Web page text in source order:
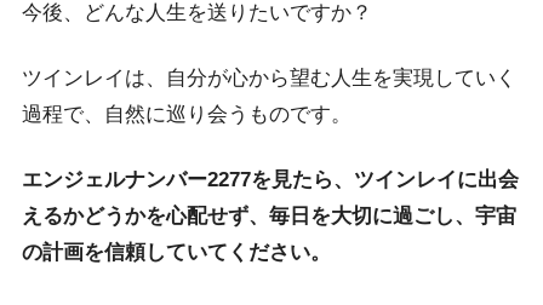
今後、どんな人生を送りたいですか？
ツインレイは、自分が心から望む人生を実現していく
過程で、自然に巡り会うものです。
エンジェルナンバー2277を見たら、ツインレイに出会
えるかどうかを心配せず、毎日を大切に過ごし、宇宙
の計画を信頼していてください。